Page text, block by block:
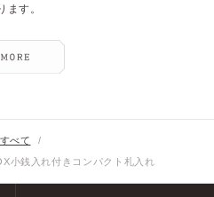
ます。
すべて
/
小銭入れ付きコンパクト札入れ